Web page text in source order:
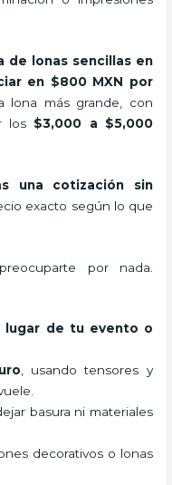
de lonas sencillas en
en $800 MXN por
lona más grande, con
los $3,000 a $5,000
una cotización sin
exacto según lo que
por nada.
lugar de tu evento o
, usando tensores y
basura ni materiales
decorativos o lonas